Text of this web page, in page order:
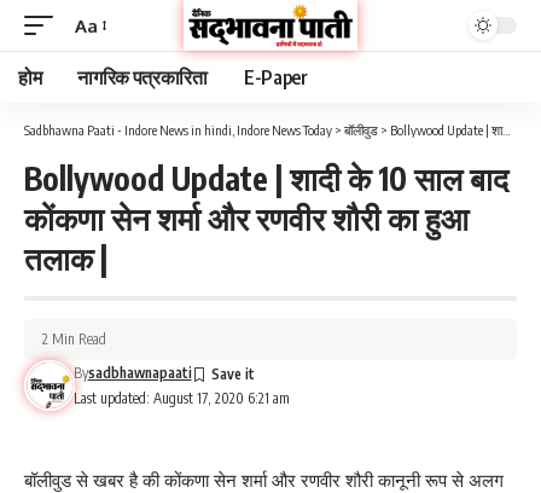
Aa
होम नागरिक पत्रकारिता E-Paper
Sadbhawna Paati - Indore News in hindi, Indore News Today > बॉलीवुड > Bollywood Update | शादी के 10 साल बाद कोंकणा सेन शर्मा और रणवीर शौरी का हुआ तलाक |
Bollywood Update | शादी के 10 साल बाद
कोंकणा सेन शर्मा और रणवीर शौरी का हुआ
तलाक |
Last updated: August 17, 2020 6:21 am
Bysadbhawnapaati
2 Min Read
बॉलीवुड से खबर है की कोंकणा सेन शर्मा और रणवीर शौरी कानूनी रूप से अलग